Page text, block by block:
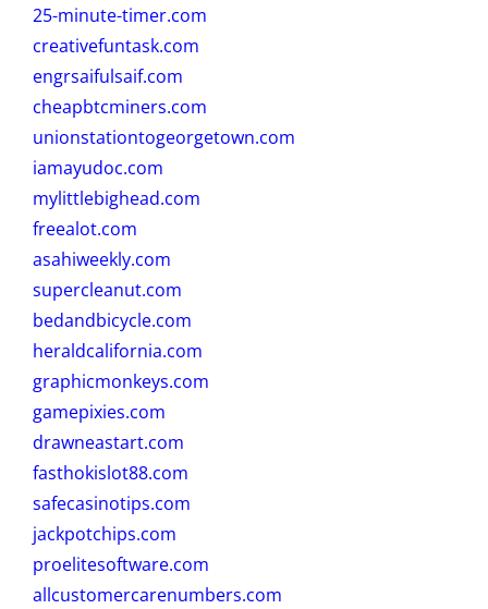
25-minute-timer.com
creativefuntask.com
engrsaifulsaif.com
cheapbtcminers.com
unionstationtogeorgetown.com
iamayudoc.com
mylittlebighead.com
freealot.com
asahiweekly.com
supercleanut.com
bedandbicycle.com
heraldcalifornia.com
graphicmonkeys.com
gamepixies.com
drawneastart.com
fasthokislot88.com
safecasinotips.com
jackpotchips.com
proelitesoftware.com
allcustomercarenumbers.com